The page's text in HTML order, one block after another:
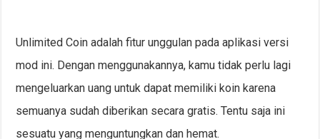
Unlimited Coin adalah fitur unggulan pada aplikasi versi
mod ini. Dengan menggunakannya, kamu tidak perlu lagi
mengeluarkan uang untuk dapat memiliki koin karena
semuanya sudah diberikan secara gratis. Tentu saja ini
sesuatu yang menguntungkan dan hemat.